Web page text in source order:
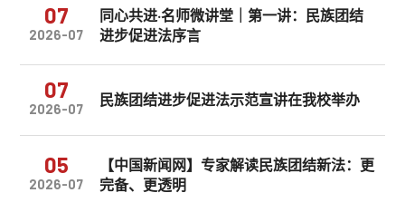
07
2026-07
同心共进·名师微讲堂｜第一讲：民族团结
进步促进法序言
07
2026-07 民族团结进步促进法示范宣讲在我校举办
05
2026-07
【中国新闻网】专家解读民族团结新法：更
完备、更透明